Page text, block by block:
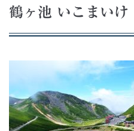
鶴ヶ池 いこまいけ